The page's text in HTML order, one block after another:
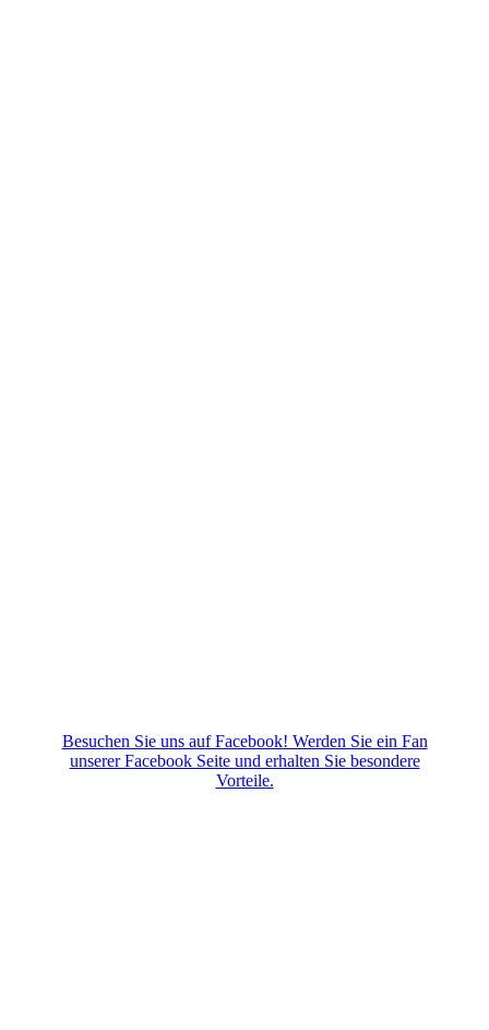
Besuchen Sie uns auf Facebook! Werden Sie ein Fan
unserer Facebook Seite und erhalten Sie besondere
Vorteile.